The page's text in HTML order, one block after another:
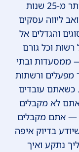
עם יותר מ-25 שנות
ליווה עסקים
והגדלים אל
וכל גורם
ובתי
ורשתות
עובדים
לא מקבלים
אתם מקבלים
בדיוק איפה
נתקע ואיך